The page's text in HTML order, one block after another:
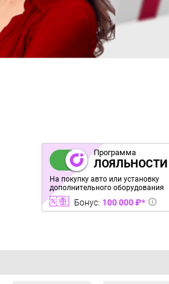
Программа
ЛОЯЛЬНОСТИ
На покупку авто или установку
дополнительного оборудования
Бонус: 100 000 ₽*